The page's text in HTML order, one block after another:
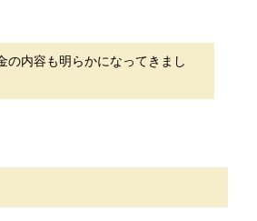
の内容も明らかになってきまし